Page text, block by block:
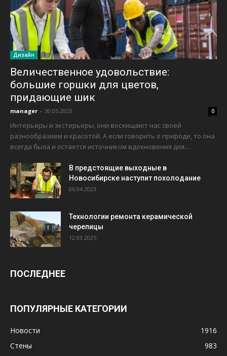
Дизайн
Величественное удовольствие:
большие горшки для цветов,
придающие шик
manager - 30.05.2023 0
Интерьеры и экстерьеры, они восхищают нас своей
разнообразием и красотой. А если говорить о природе, то она
всегда была и остается источником вдохновения для...
В предстоящие выходные в
Новосибирске наступит похолодание
06.04.2023
Технологии ремонта керамической
черепицы
12.03.2025
ПОСЛЕДНЕЕ
ПОПУЛЯРНЫЕ КАТЕГОРИИ
Новости
1916
Стены
983